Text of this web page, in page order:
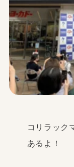
コリラック
あるよ！